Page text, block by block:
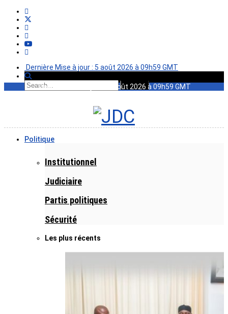
Dernière Mise à jour : 5 août 2026 à 09h59 GMT
Dernière Mise à jour : 5 août 2026 à 09h59 GMT
Politique
Institutionnel
Judiciaire
Partis politiques
Sécurité
Les plus récents